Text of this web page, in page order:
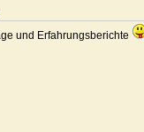
und Erfahrungsberichte